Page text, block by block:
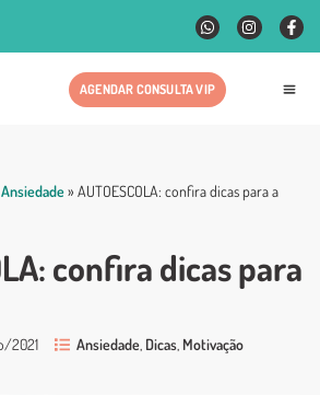
AGENDAR CONSULTA VIP
Ansiedade» AUTOESCOLA: confira dicas para a
confira dicas para
2021 Ansiedade Dicas Motivação